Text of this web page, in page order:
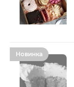
Новинка